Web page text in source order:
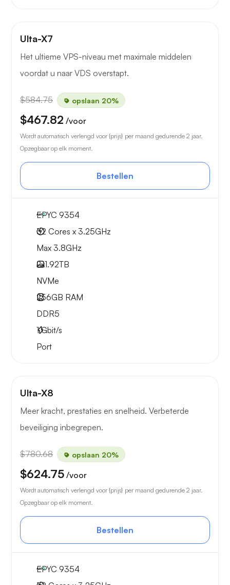
Ulta-X7
Het ultieme VPS-niveau met maximale middelen
voordat u naar VDS overstapt.
$584.75 opslaan 20%
$467.82 /voor
Wordt automatisch verlengd voor {prijs} per maand gedurende 2 jaar.
Opzegbaar op elk moment.
Bestellen
EPYC 9354
32 Cores x 3.25GHz
Max 3.8GHz
2x1.92TB
NVMe
256GB RAM
DDR5
1Gbit/s
Port
Ulta-X8
Meer kracht, prestaties en snelheid. Verbeterde
beveiliging inbegrepen.
$780.68 opslaan 20%
$624.75 /voor
Wordt automatisch verlengd voor {prijs} per maand gedurende 2 jaar.
Opzegbaar op elk moment.
Bestellen
EPYC 9354